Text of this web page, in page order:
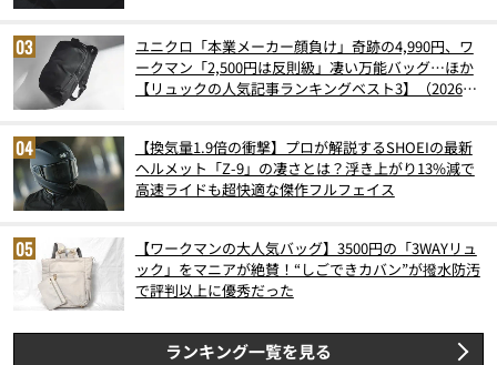
ユニクロ「本業メーカー顔負け」奇跡の4,990円、ワ
ークマン「2,500円は反則級」凄い万能バッグ…ほか
【リュックの人気記事ランキングベスト3】（2026年
【換気量1.9倍の衝撃】プロが解説するSHOEIの最新
ヘルメット「Z-9」の凄さとは？浮き上がり13%減で
高速ライドも超快適な傑作フルフェイス
【ワークマンの大人気バッグ】3500円の「3WAYリュ
ック」をマニアが絶賛！“しごできカバン”が撥水防汚
で評判以上に優秀だった
ランキング一覧を見る